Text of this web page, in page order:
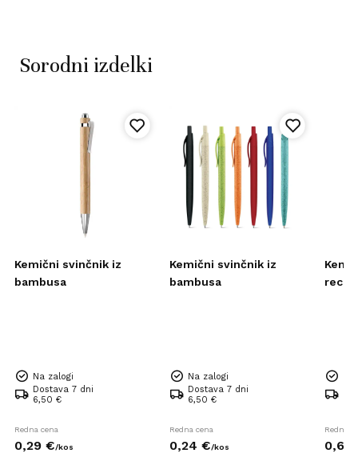
Sorodni izdelki
Kemični svinčnik iz
bambusa
Na zalogi
Dostava 7 dni
6,50 €
Redna cena
0,29 €/kos
Kemični svinčnik iz
bambusa
Na zalogi
Dostava 7 dni
6,50 €
Redna cena
0,24 €/kos
Redna
0,68